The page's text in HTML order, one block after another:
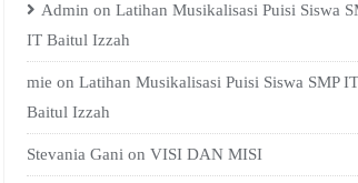
Admin on Latihan Musikalisasi Puisi Siswa
IT Baitul Izzah
mie on Latihan Musikalisasi Puisi Siswa SMP IT
Baitul Izzah
Stevania Gani on VISI DAN MISI